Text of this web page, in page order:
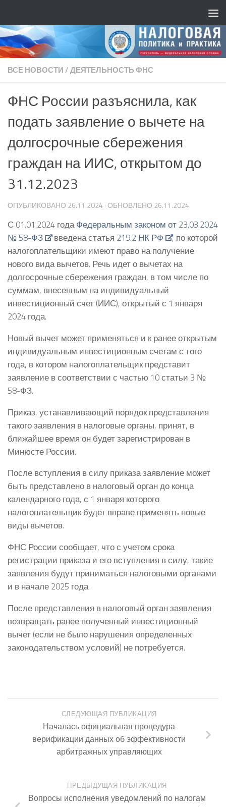
ВСЕ НОВОСТИ/ДЕЯТЕЛЬНОСТЬ ФНС
ФНС России разъяснила, как
подать заявление о вычете на
долгосрочные сбережения
граждан на ИИС, открытом до
31.12.2023
ОПУБЛИКОВАНО 26.11.2024 · ОБНОВЛЕНО 26.11.2024
С 01.01.2024 годаФедеральным законом от 23.03.2024
№ 58-ФЗ
введена статья 219.2 НК РФ
, по которой
налогоплательщики имеют право на получение
нового вида вычетов. Речь идет о вычетах на
долгосрочные сбережения граждан, в том числе по
суммам, внесенным на индивидуальный
инвестиционный счет (ИИС), открытый с 1 января
2024 года.
Новый вычет может применяться и к ранее открытым
индивидуальным инвестиционным счетам с того
года, в котором налогоплательщик представит
заявление в соответствии с частью 10 статьи 3 №
58-ФЗ.
Приказ, устанавливающий порядок представления
такого заявления в налоговые органы, принят, в
ближайшее время он будет зарегистрирован в
Минюсте России.
После вступления в силу приказа заявление может
быть представлено в налоговый орган до конца
календарного года, с 1 января которого
налогоплательщик будет вправе применять новые
виды вычетов.
ФНС России сообщает, что с учетом срока
регистрации приказа и его вступления в силу, такие
заявления будут приниматься налоговыми органами
и в начале 2025 года.
После представления в налоговый орган заявления
возвращать ранее полученный инвестиционный
вычет (если не было нарушения определенных
законодательством условий) не потребуется.
СЛЕДУЮЩАЯ ПУБЛИКАЦИЯ
Началась официальная процедура
верификации данных об эффективности
арбитражных управляющих
ПРЕДЫДУЩАЯ ПУБЛИКАЦИЯ
Вопросы исполнения уведомлений по налогам